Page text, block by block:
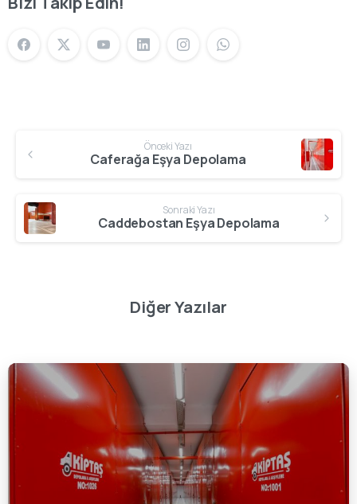
Önceki Yazı
Caferağa Eşya Depolama
Sonraki Yazı
Caddebostan Eşya Depolama
Diğer Yazılar
0